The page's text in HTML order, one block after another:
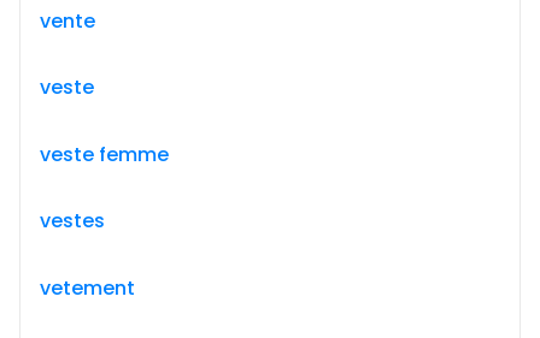
vente
veste
veste femme
vestes
vetement